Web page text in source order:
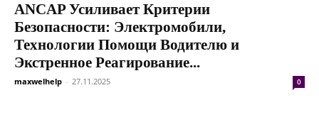
ANCAP Усиливает Критерии
Безопасности: Электромобили,
Технологии Помощи Водителю и
Экстренное Реагирование...
maxwelhelp - 27.11.2025 0